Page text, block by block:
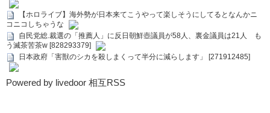
【ホロライブ】海外勢が日本来てこうやって楽しそうにしてるとなんかニ
コニコしちゃうな
自民党総.裁選の「推薦人」に反日朝鮮壺議員が58人、裏金議員は21人 も
う滅茶苦茶w [828293379]
日本政府「害獣のシカを殺しまくって半分に減らします」 [271912485]
Powered by livedoor 相互RSS